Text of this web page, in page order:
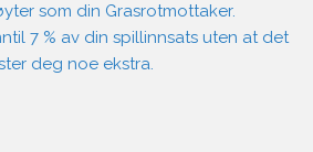
som din Grasrotmottaker.
7 % av din spillinnsats uten at det
deg noe ekstra.